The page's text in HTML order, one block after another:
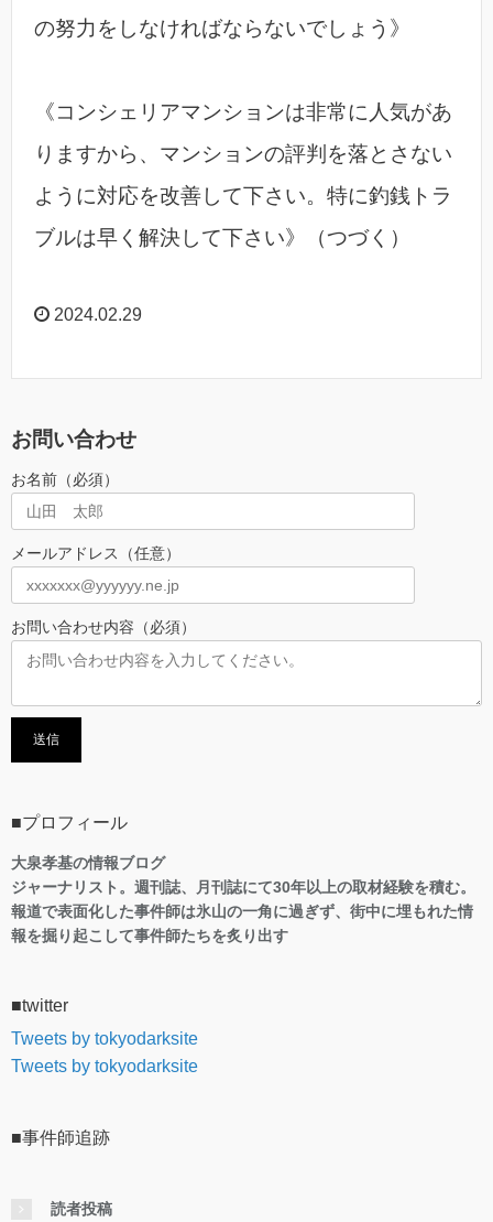
の努力をしなければならないでしょう》
《コンシェリアマンションは非常に人気があ
りますから、マンションの評判を落とさない
ように対応を改善して下さい。特に釣銭トラ
ブルは早く解決して下さい》（つづく）
2024.02.29
お問い合わせ
お名前（必須）
メールアドレス（任意）
お問い合わせ内容（必須）
■プロフィール
大泉孝基の情報ブログ
ジャーナリスト。週刊誌、月刊誌にて30年以上の取材経験を積む。
報道で表面化した事件師は氷山の一角に過ぎず、街中に埋もれた情
報を掘り起こして事件師たちを炙り出す
■twitter
Tweets by tokyodarksite
Tweets by tokyodarksite
■事件師追跡
読者投稿